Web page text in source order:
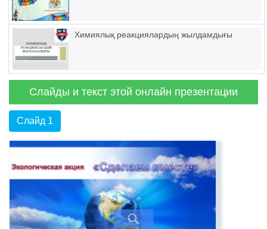
Химиялық реакциялардың жылдамдығы
Слайды и текст этой онлайн презентации
Слайд 1